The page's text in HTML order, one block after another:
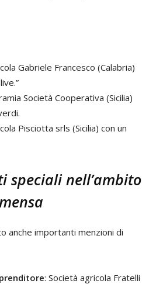
Gabriele Francesco (Calabria)
Società Cooperativa (Sicilia)
Pisciotta srls (Sicilia) con un
speciali nell’ambito
anche importanti menzioni di
: Società agricola Fratelli